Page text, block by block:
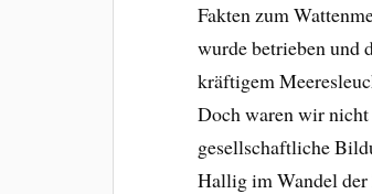
Fakten zum
wurde betrieben und
kräftigem
Doch waren wir
gesellschaftliche
Hallig im Wandel